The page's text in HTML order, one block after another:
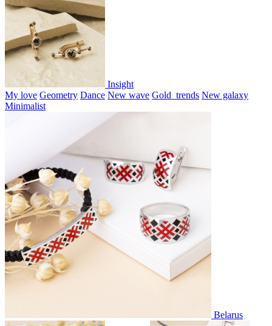
Insight
My love Geometry Dance New wave Gold_trends New galaxy
Minimalist
Belarus